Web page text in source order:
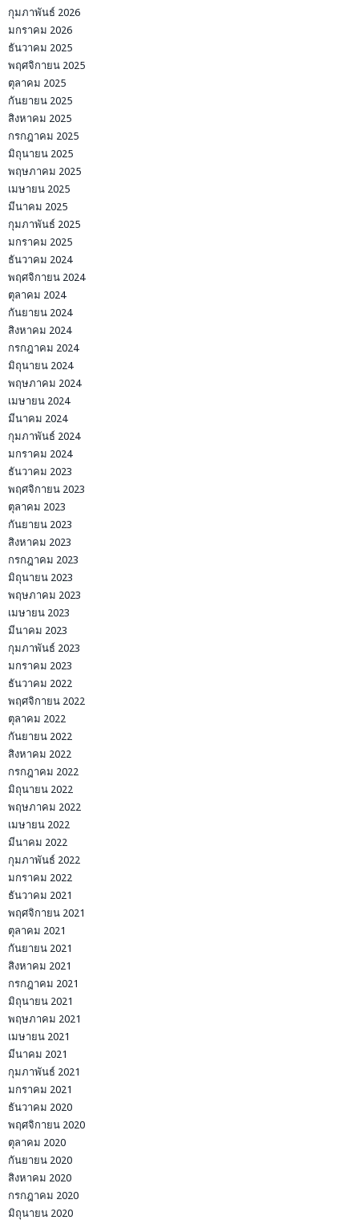
กุมภาพันธ์ 2026
มกราคม 2026
ธันวาคม 2025
พฤศจิกายน 2025
ตุลาคม 2025
กันยายน 2025
สิงหาคม 2025
กรกฎาคม 2025
มิถุนายน 2025
พฤษภาคม 2025
เมษายน 2025
มีนาคม 2025
กุมภาพันธ์ 2025
มกราคม 2025
ธันวาคม 2024
พฤศจิกายน 2024
ตุลาคม 2024
กันยายน 2024
สิงหาคม 2024
กรกฎาคม 2024
มิถุนายน 2024
พฤษภาคม 2024
เมษายน 2024
มีนาคม 2024
กุมภาพันธ์ 2024
มกราคม 2024
ธันวาคม 2023
พฤศจิกายน 2023
ตุลาคม 2023
กันยายน 2023
สิงหาคม 2023
กรกฎาคม 2023
มิถุนายน 2023
พฤษภาคม 2023
เมษายน 2023
มีนาคม 2023
กุมภาพันธ์ 2023
มกราคม 2023
ธันวาคม 2022
พฤศจิกายน 2022
ตุลาคม 2022
กันยายน 2022
สิงหาคม 2022
กรกฎาคม 2022
มิถุนายน 2022
พฤษภาคม 2022
เมษายน 2022
มีนาคม 2022
กุมภาพันธ์ 2022
มกราคม 2022
ธันวาคม 2021
พฤศจิกายน 2021
ตุลาคม 2021
กันยายน 2021
สิงหาคม 2021
กรกฎาคม 2021
มิถุนายน 2021
พฤษภาคม 2021
เมษายน 2021
มีนาคม 2021
กุมภาพันธ์ 2021
มกราคม 2021
ธันวาคม 2020
พฤศจิกายน 2020
ตุลาคม 2020
กันยายน 2020
สิงหาคม 2020
กรกฎาคม 2020
มิถุนายน 2020